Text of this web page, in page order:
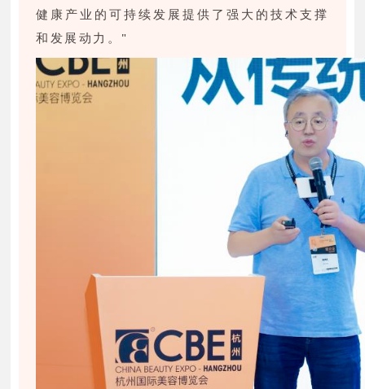
健康产业的可持续发展提供了强大的技术支撑
和发展动力。"